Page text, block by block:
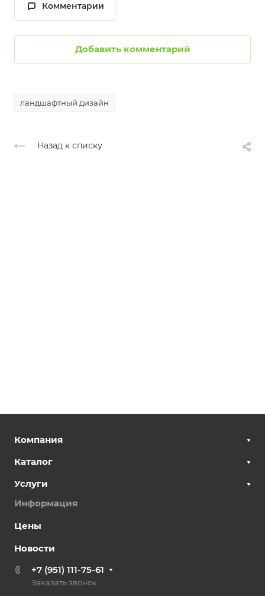
Комментарии
Добавить комментарий
ландшафтный дизайн
Назад к списку
Компания
Каталог
Услуги
Информация
Цены
Новости
+7 (951) 111-75-61
Заказать звонок